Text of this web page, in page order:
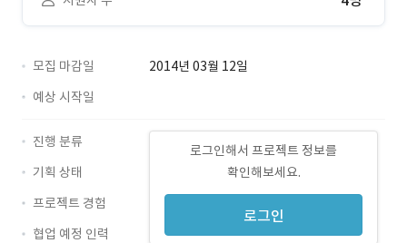
모집 마감일
2014년 03월 12일
예상 시작일
로그인해서 프로젝트 정보를
확인해보세요.
로그인
진행 분류
기획 상태
프로젝트 경험
협업 예정 인력